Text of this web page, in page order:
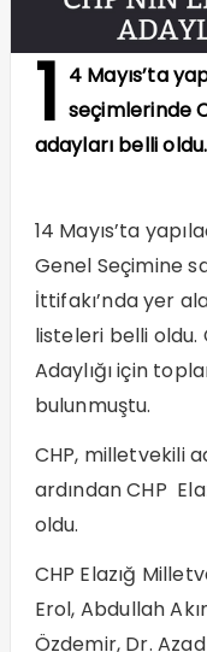
1 4 Mayıs’ta
seçimlerinde
adayları belli oldu.
14 Mayıs’ta
Genel Seçimine
İttifakı’nda yer
listeleri belli oldu.
Adaylığı için
bulunmuştu.
CHP, milletvekili
ardından CHP
oldu.
CHP Elazığ
Erol, Abdullah
Özdemir, Dr.